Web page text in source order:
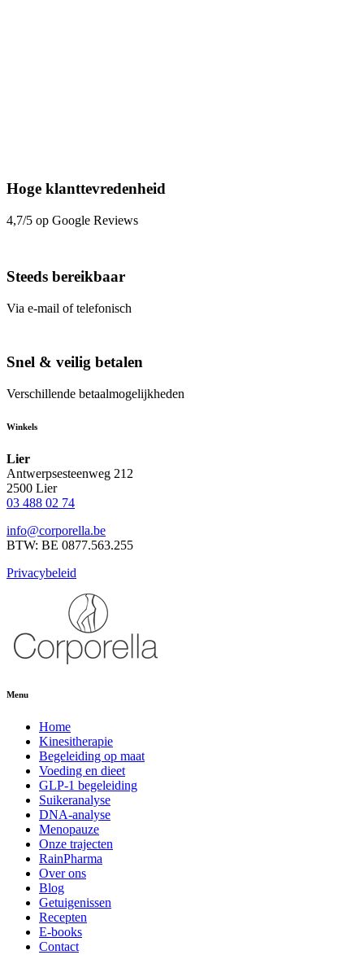
Hoge klanttevredenheid
4,7/5 op Google Reviews
Steeds bereikbaar
Via e-mail of telefonisch
Snel & veilig betalen
Verschillende betaalmogelijkheden
Winkels
Lier
Antwerpsesteenweg 212
2500 Lier
03 488 02 74
info@corporella.be
BTW: BE 0877.563.255
Privacybeleid
Menu
Home
Kinesitherapie
Begeleiding op maat
Voeding en dieet
GLP-1 begeleiding
Suikeranalyse
DNA-analyse
Menopauze
Onze trajecten
RainPharma
Over ons
Blog
Getuigenissen
Recepten
E-books
Contact